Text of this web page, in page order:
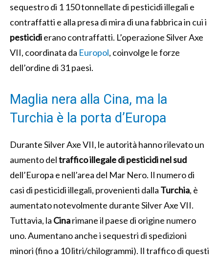
sequestro di 1 150 tonnellate di pesticidi illegali e
contraffatti e alla presa di mira di una fabbrica in cui i
pesticidierano contraffatti. L’operazione Silver Axe
VII, coordinata da Europol, coinvolge le forze
dell’ordine di 31 paesi.
Maglia nera alla Cina, ma la
Turchia è la porta d’Europa
Durante Silver Axe VII, le autorità hanno rilevato un
aumento deltraffico illegale di pesticidi nel sud
dell’Europa e nell’area del Mar Nero. Il numero di
casi di pesticidi illegali, provenienti dalla Turchia, è
aumentato notevolmente durante Silver Axe VII.
Tuttavia, la Cinarimane il paese di origine numero
uno. Aumentano anche i sequestri di spedizioni
minori (fino a 10 litri/chilogrammi). Il traffico di questi